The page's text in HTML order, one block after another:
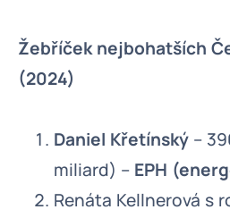
Žebříček nejbohatších
(2024)
Daniel Křetínský –
miliard) – EPH
Renáta Kellnerová s